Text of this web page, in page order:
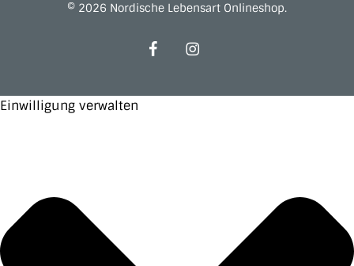
© 2026 Nordische Lebensart Onlineshop.
facebookinstagram
Einwilligung verwalten